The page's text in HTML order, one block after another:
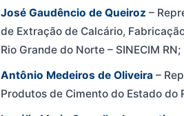
José Gaudêncio de Queiroz –
de Extração de Calcário,
Rio Grande do Norte – SINECIM RN;
Antônio Medeiros de Oliveira –
Produtos de Cimento do Estado do